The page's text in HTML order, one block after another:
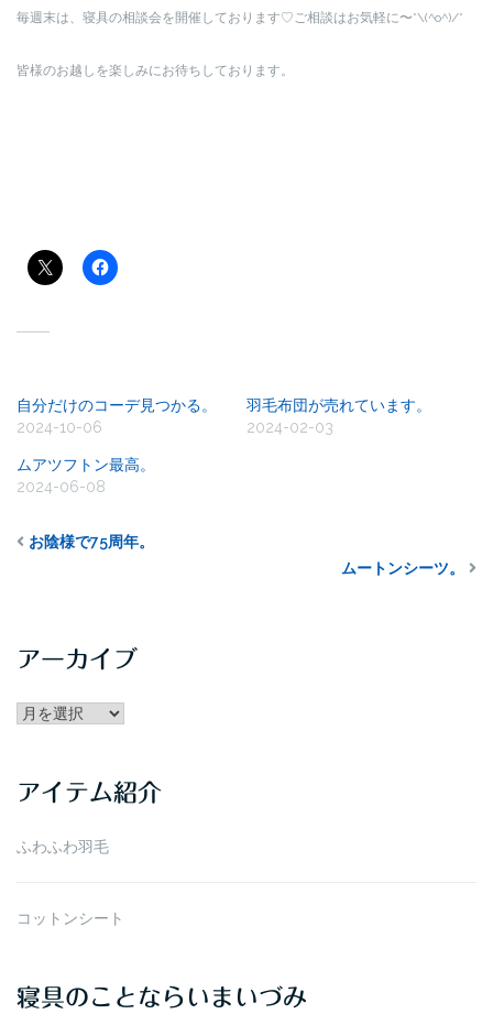
毎週末は、寝具の相談会を開催しております♡ご相談はお気軽に〜*\(^o^)/*
皆様のお越しを楽しみにお待ちしております。
自分だけのコーデ見つかる。
2024-10-06
羽毛布団が売れています。
2024-02-03
ムアツフトン最高。
2024-06-08
お陰様で75周年。
ムートンシーツ。
アーカイブ
アー
ブ
アイテム紹介
ふわふわ羽毛
コットンシート
寝具のことならいまいづみ